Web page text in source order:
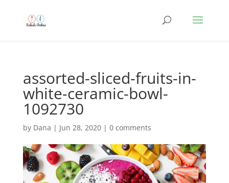
assorted-sliced-fruits-in-
white-ceramic-bowl-
1092730
by Dana | Jun 28, 2020| 0 comments